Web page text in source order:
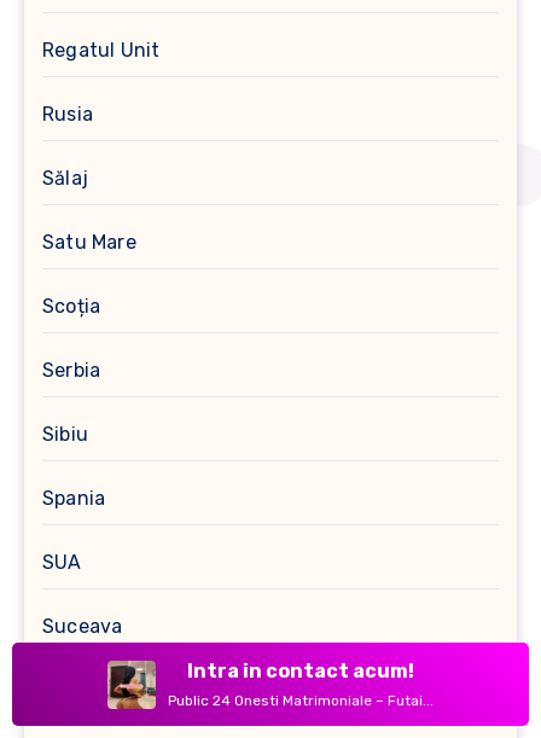
Regatul Unit
Rusia
Sălaj
Satu Mare
Scoția
Serbia
Sibiu
Spania
SUA
Suceava
Intra in contact acum!
Public 24 Onesti Matrimoniale – Futai...